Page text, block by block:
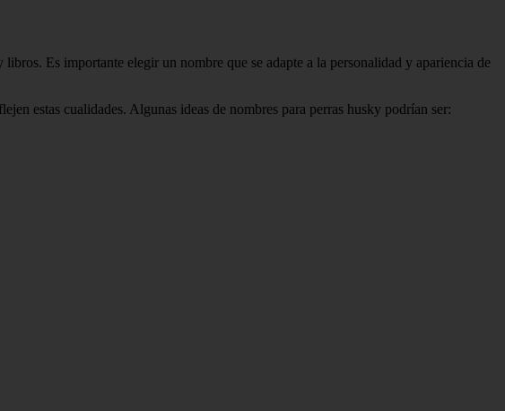
Es importante elegir un nombre que se adapte a la personalidad y apariencia de
estas cualidades. Algunas ideas de nombres para perras husky podrían ser: